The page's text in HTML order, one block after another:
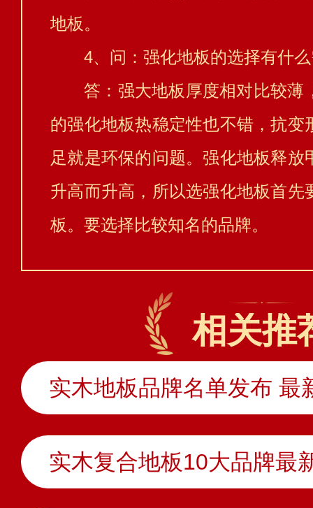
地板。
4、问：强化地板的选择有什
答：强大地板厚度相对比较薄
的强化地板热稳定性也不错，抗变
足就是环保的问题。强化地板释放
升高而升高，所以选强化地板首先
板。要选择比较知名的品牌。
相关推